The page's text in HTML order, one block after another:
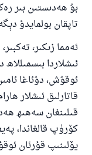
بۇ ھەدىستىن بىر
تاپقان بولمايدۇ
ئەمما زىكىر،
ئىشلاردا
ئوقۇش، دۇئاغا
قاتارلىق ئىشلار
قىلىنغان سەھىھ
كۆرۈپ قالغاندا،
يۆلىنىپ قۇرئان